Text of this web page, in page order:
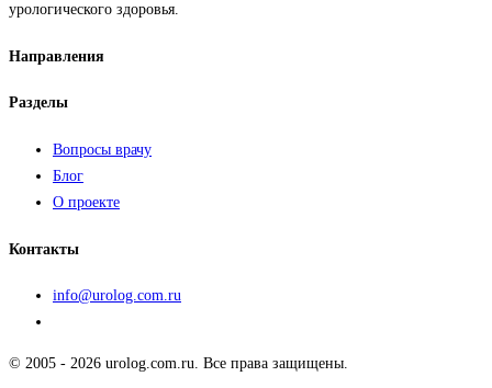
урологического здоровья.
Направления
Разделы
Вопросы врачу
Блог
О проекте
Контакты
info@urolog.com.ru
© 2005 - 2026 urolog.com.ru. Все права защищены.